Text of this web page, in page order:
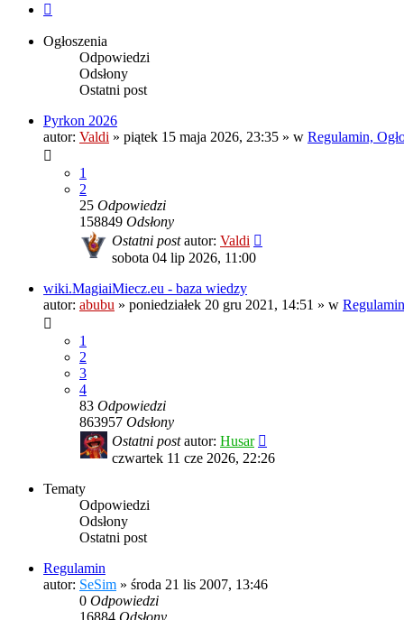
Ogłoszenia
Odpowiedzi
Odsłony
Ostatni post
Pyrkon 2026
autor: Valdi » piątek 15 maja 2026, 23:35 » w Regulamin,
1
2
25 Odpowiedzi
158849 Odsłony
Ostatni postautor: Valdi
sobota 04 lip 2026, 11:00
wiki.MagiaiMiecz.eu - baza wiedzy
autor: abubu » poniedziałek 20 gru 2021, 14:51 » w
1
2
3
4
83 Odpowiedzi
863957 Odsłony
Ostatni postautor: Husar
czwartek 11 cze 2026, 22:26
Tematy
Odpowiedzi
Odsłony
Ostatni post
Regulamin
autor: SeSim » środa 21 lis 2007, 13:46
0 Odpowiedzi